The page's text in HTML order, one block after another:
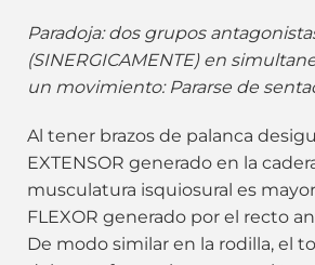
Paradoja: dos grupos
(SINERGICAMENTE) en
un movimiento: Pararse de
Al tener brazos de palanca
EXTENSOR generado en la
musculatura isquiosural es
FLEXOR generado por el recto
De modo similar en la rodilla, el